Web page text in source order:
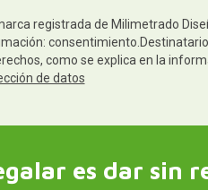
registrada de Milimetrado
como se explica en la
de datos
es dar sin